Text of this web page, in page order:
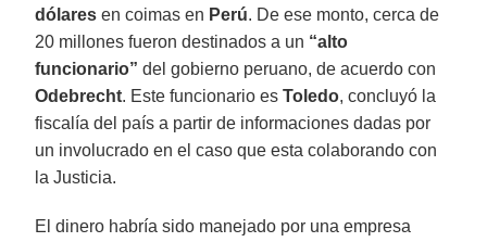
dólares en coimas en Perú. De ese monto, cerca de
20 millones fueron destinados a un “alto
funcionario” del gobierno peruano, de acuerdo con
Odebrecht. Este funcionario esToledo, concluyó la
fiscalía del país a partir de informaciones dadas por
un involucrado en el caso que esta colaborando con
la Justicia.
El dinero habría sido manejado por una empresa